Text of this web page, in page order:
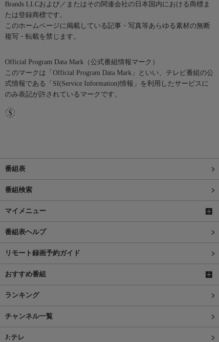
Brands LLCおよび／またはその関連会社の日本国内における商標ま
たは登録商標です。
このホームページに掲載している記事・写真等あらゆる素材の無断
複写・転載を禁じます。
Official Program Data Mark（公式番組情報マーク）
このマークは「Official Program Data Mark」といい、テレビ番組の公
式情報である「SI(Service Information)情報」を利用したサービスに
のみ表記が許されているマークです。
番組表
番組検索
マイメニュー
番組表ヘルプ
リモート録画予約ガイド
おすすめ番組
ランキング
チャンネル一覧
J:テレ